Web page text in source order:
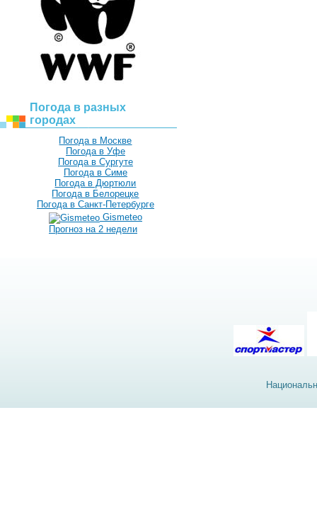
Погода в разных
городах
Погода в Москве
Погода в Уфе
Погода в Сургуте
Погода в Симе
Погода в Дюртюли
Погода в Белорецке
Погода в Санкт-Петербурге
Gismeteo
Прогноз на 2 недели